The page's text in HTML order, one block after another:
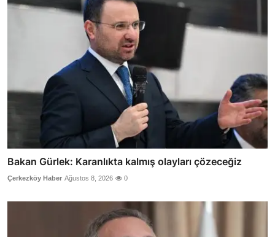
Bakan Gürlek: Karanlıkta kalmış olayları çözeceğiz
Çerkezköy Haber Ağustos 8, 2026 0